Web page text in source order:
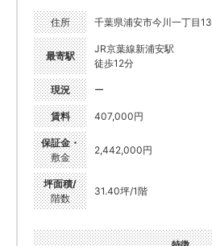
住所 千葉県浦安市今川一丁目13
最寄駅
JR京葉線新浦安駅
徒歩12分
現況 ー
賃料 407,000円
保証金・
敷金
2,442,000円
坪面積/
階数
31.40坪/1階